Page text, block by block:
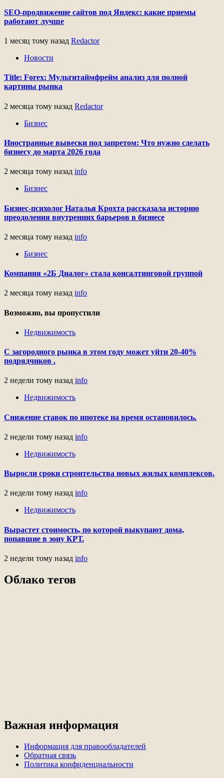
SEO-продвижение сайтов под Яндекс: какие приемы
работают лучше
1 месяц тому назад Redactor
Новости
Title: Forex: Мультитаймфрейм анализ для полной
картины рынка
2 месяца тому назад Redactor
Бизнес
Иностранные вывески под запретом: Что нужно сделать
бизнесу до марта 2026 года
2 месяца тому назад info
Бизнес
Бизнес-психолог Наталья Крохта рассказала историю
преодоления внутренних барьеров в бизнесе
2 месяца тому назад info
Бизнес
Компания «2Б Диалог» стала консалтинговой группой
2 месяца тому назад info
Возможно, вы пропустили
Недвижимость
С загородного рынка в этом году может уйти 20-40%
подрядчиков .
2 недели тому назад info
Недвижимость
Снижение ставок по ипотеке на время остановилось.
2 недели тому назад info
Недвижимость
Выросли сроки строительства новых жилых комплексов.
2 недели тому назад info
Недвижимость
Вырастет стоимость, по которой выкупают дома,
попавшие в зону КРТ.
2 недели тому назад info
Облако тегов
Важная информация
Информация для правообладателей
Обратная связь
Политика конфиденциальности